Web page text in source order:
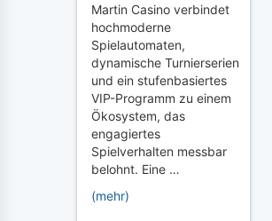
Martin Casino verbindet
hochmoderne
Spielautomaten,
dynamische Turnierserien
und ein stufenbasiertes
VIP-Programm zu einem
Ökosystem, das
engagiertes
Spielverhalten messbar
belohnt. Eine …
(mehr)